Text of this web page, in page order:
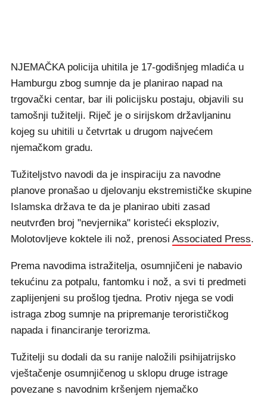
NJEMAČKA policija uhitila je 17-godišnjeg mladića u
Hamburgu zbog sumnje da je planirao napad na
trgovački centar, bar ili policijsku postaju, objavili su
tamošnji tužitelji. Riječ je o sirijskom državljaninu
kojeg su uhitili u četvrtak u drugom najvećem
njemačkom gradu.
Tužiteljstvo navodi da je inspiraciju za navodne
planove pronašao u djelovanju ekstremističke skupine
Islamska država te da je planirao ubiti zasad
neutvrđen broj "nevjernika" koristeći eksploziv,
Molotovljeve koktele ili nož, prenosi Associated Press.
Prema navodima istražitelja, osumnjičeni je nabavio
tekućinu za potpalu, fantomku i nož, a svi ti predmeti
zaplijenjeni su prošlog tjedna. Protiv njega se vodi
istraga zbog sumnje na pripremanje terorističkog
napada i financiranje terorizma.
Tužitelji su dodali da su ranije naložili psihijatrijsko
vještačenje osumnjičenog u sklopu druge istrage
povezane s navodnim kršenjem njemačko